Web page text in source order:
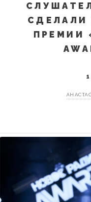
СДЕЛАЛИ
ПРЕМИИ